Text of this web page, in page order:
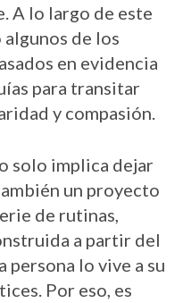
A lo largo de este
de los
en evidencia
para transitar
y compasión.
solo implica dejar
un proyecto
de rutinas,
a partir del
persona lo vive a su
Por eso, es